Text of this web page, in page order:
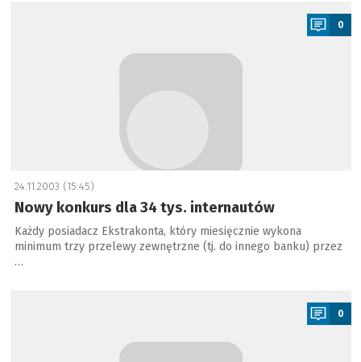
0
24.11.2003 (15:45)
Nowy konkurs dla 34 tys. internautów
Każdy posiadacz Ekstrakonta, który miesięcznie wykona
minimum trzy przelewy zewnętrzne (tj. do innego banku) przez
…
0